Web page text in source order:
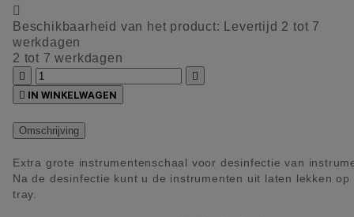

Beschikbaarheid van het product:
Levertijd 2 tot 7
werkdagen
2 tot 7 werkdagen


 IN WINKELWAGEN
Omschrijving
Extra grote instrumentenschaal voor desinfectie van
Na de desinfectie kunt u de instrumenten uit laten lekken op
tray.